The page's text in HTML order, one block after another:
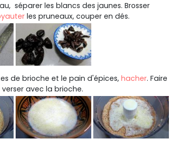
séparer les blancs des jaunes. Brosser
les pruneaux, couper en dés.
de brioche et le pain d'épices, hacher. Faire
verser avec la brioche.